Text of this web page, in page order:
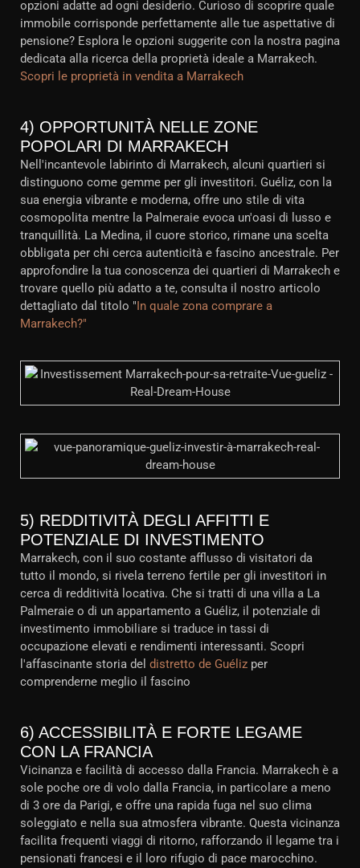
opzioni adatte ad ogni desiderio. Curioso di scoprire quale
immobile corrisponde perfettamente alle tue aspettative di
pensione? Esplora le opzioni suggerite con la nostra pagina
dedicata alla ricerca della proprietà ideale a Marrakech.
Scopri le proprietà in vendita a Marrakech
4) OPPORTUNITÀ NELLE ZONE
POPOLARI DI MARRAKECH
Nell'incantevole labirinto di Marrakech, alcuni quartieri si
distinguono come gemme per gli investitori. Guéliz, con la
sua energia vibrante e moderna, offre uno stile di vita
cosmopolita mentre la Palmeraie evoca un'oasi di lusso e
tranquillità. La Medina, il cuore storico, rimane una scelta
obbligata per chi cerca autenticità e fascino ancestrale. Per
approfondire la tua conoscenza dei quartieri di Marrakech e
trovare quello più adatto a te, consulta il nostro articolo
dettagliato dal titolo "In quale zona comprare a
Marrakech?"
5) REDDITIVITÀ DEGLI AFFITTI E
POTENZIALE DI INVESTIMENTO
Marrakech, con il suo costante afflusso di visitatori da
tutto il mondo, si rivela terreno fertile per gli investitori in
cerca di redditività locativa. Che si tratti di una villa a La
Palmeraie o di un appartamento a Guéliz, il potenziale di
investimento immobiliare si traduce in tassi di
occupazione elevati e rendimenti interessanti. Scopri
l'affascinante storia del distretto de Guéliz per
comprenderne meglio il fascino
6) ACCESSIBILITÀ E FORTE LEGAME
CON LA FRANCIA
Vicinanza e facilità di accesso dalla Francia. Marrakech è a
sole poche ore di volo dalla Francia, in particolare a meno
di 3 ore da Parigi, e offre una rapida fuga nel suo clima
soleggiato e nella sua atmosfera vibrante. Questa vicinanza
facilita frequenti viaggi di ritorno, rafforzando il legame tra i
pensionati francesi e il loro rifugio di pace marocchino.